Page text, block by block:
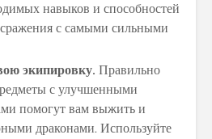
навыков и способностей
с самыми сильными
экипировку. Правильно
с улучшенными
помогут вам выжить и
драконами. Используйте